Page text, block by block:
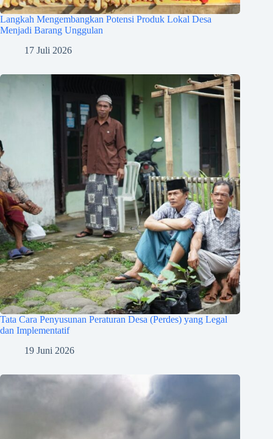
Langkah Mengembangkan Potensi Produk Lokal Desa
Menjadi Barang Unggulan
17 Juli 2026
Tata Cara Penyusunan Peraturan Desa (Perdes) yang Legal
dan Implementatif
19 Juni 2026